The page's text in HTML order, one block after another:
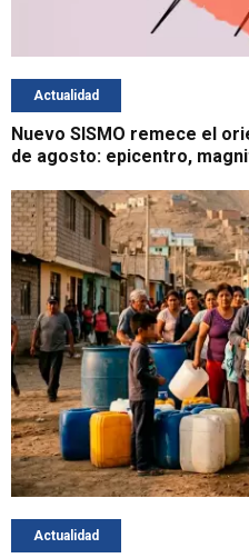
Actualidad
Nuevo SISMO remece el
de agosto: epicentro,
Actualidad